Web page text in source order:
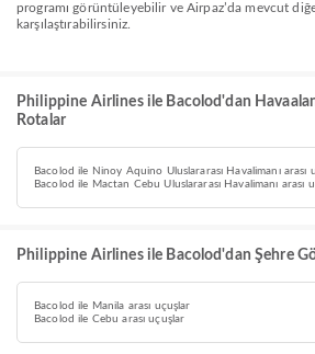
programı görüntüleyebilir ve Airpaz’da mevcut
karşılaştırabilirsiniz.
Philippine Airlines ile Bacolod'dan
Rotalar
Bacolod ile Ninoy Aquino Uluslararası Havalimanı arası
Bacolod ile Mactan Cebu Uluslararası Havalimanı arası
Philippine Airlines ile Bacolod'dan Şehre
Bacolod ile Manila arası uçuşlar
Bacolod ile Cebu arası uçuşlar